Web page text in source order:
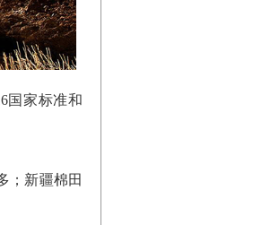
国家标准和
；新疆棉田